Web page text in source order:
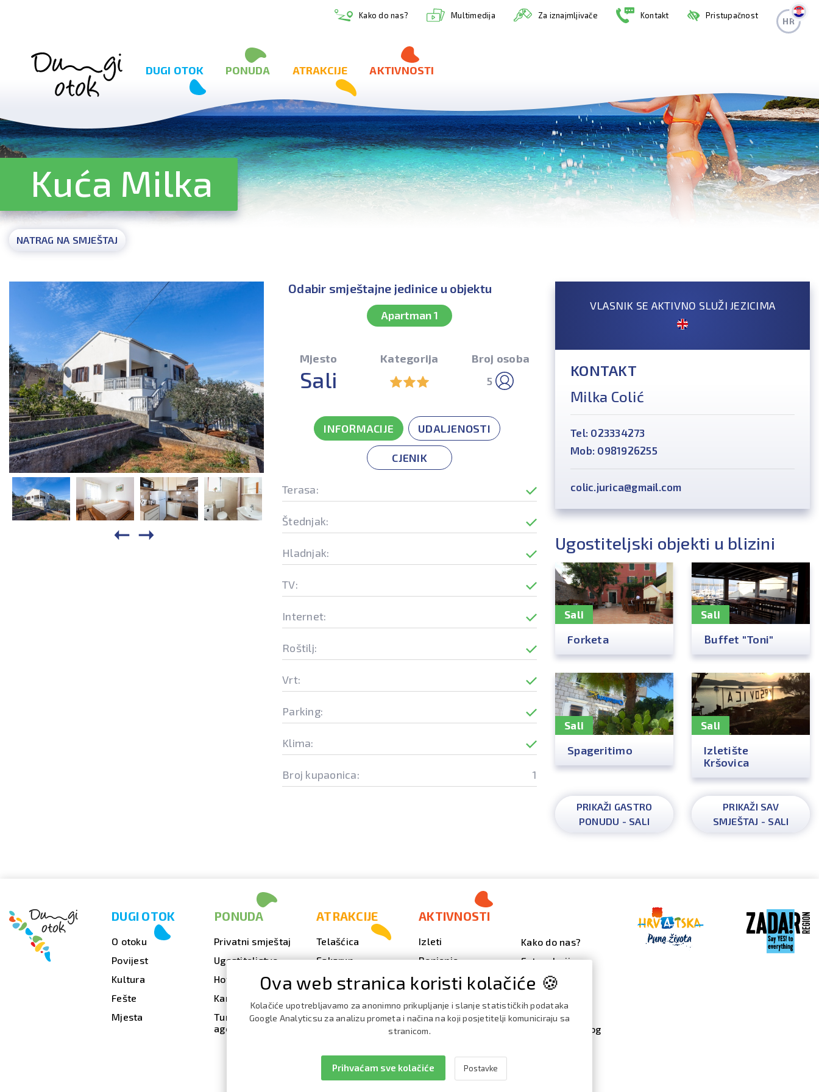
Kako do nas? Multimedija Za iznajmljivače Kontakt Pristupačnost
HR
DUGI OTOK PONUDA ATRAKCIJE AKTIVNOSTI
Kuća Milka
NATRAG NA SMJEŠTAJ
Odabir smještajne jedinice u objektu
Apartman 1
Mjesto
Sali
Kategorija
Broj osoba
5
INFORMACIJE UDALJENOSTI
CJENIK
Terasa:
Štednjak:
Hladnjak:
TV:
Internet:
Roštilj:
Vrt:
Parking:
Klima:
Broj kupaonica: 1
VLASNIK SE AKTIVNO SLUŽI JEZICIMA
KONTAKT
Milka Colić
Tel: 023334273
Mob: 0981926255
colic.jurica@gmail.com
Ugostiteljski objekti u blizini
Sali
Forketa
Sali
Buffet "Toni"
Sali
Spageritimo
Sali
Izletište
Kršovica
PRIKAŽI GASTRO
PONUDU - SALI
PRIKAŽI SAV
SMJEŠTAJ - SALI
DUGI OTOK
O otoku
Povijest
Kultura
Fešte
Mjesta
PONUDA
Privatni smještaj
Ugostiteljstvo
Hoteli
Kampovi
Turističke
agencije
ATRAKCIJE
Telašćica
Sakarun
Svjetionik Veli Rat
Strašna peć
AKTIVNOSTI
Izleti
Ronjenje
Outdoor
Nautika
Kako do nas?
Fotogalerija
Video galerija
događanja
Brošure / katalog
Ova web stranica koristi kolačiće 🍪
Kolačiće upotrebljavamo za anonimno prikupljanje i slanje statističkih podataka
Google Analyticsu za analizu prometa i načina na koji posjetitelji komuniciraju sa
stranicom.
Prihvaćam sve kolačiće Postavke